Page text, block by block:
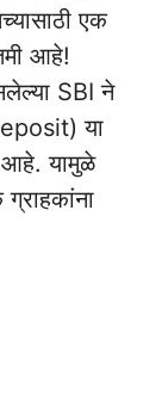
एक
आहे!
SBI ने
या
आहे. यामुळे